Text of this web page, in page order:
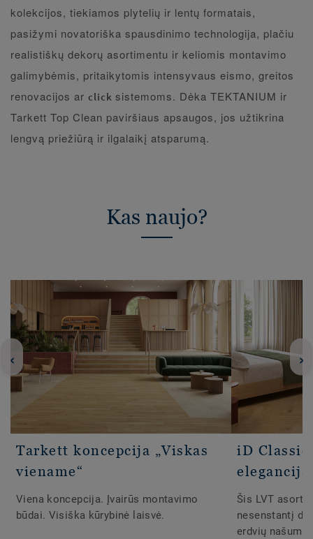
kolekcijos, tiekiamos plytelių ir lentų formatais,
pasižymi novatoriška spausdinimo technologija, plačiu
realistiškų dekorų asortimentu ir keliomis montavimo
galimybėmis, pritaikytomis intensyvaus eismo, greitos
renovacijos ar click sistemoms. Dėka TEKTANIUM ir
Tarkett Top Clean paviršiaus apsaugos, jos užtikrina
lengvą priežiūrą ir ilgalaikį atsparumą.
Kas naujo?
‹
Tarkett koncepcija „Viskas
viename“
Viena koncepcija. Įvairūs montavimo
būdai. Visiška kūrybinė laisvė.
iD
elegancija
Šis LVT
nesenstantį
erdvių našumu.
›